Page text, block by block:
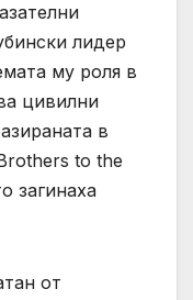
лидер
му роля в
цивилни
в
to the
загинаха
от